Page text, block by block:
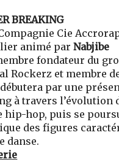
BREAKING
Cie
animé parNabjibe
fondateur du
Rockerz et membre
par une
à travers l’évolution
hip-hop, puis se
des figures
danse.